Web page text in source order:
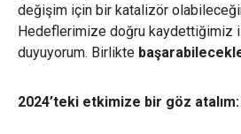
değişim için bir katalizör
Hedeflerimize doğru kaydettiğimiz
duyuyorum. Birlikte
2024’teki etkimize bir göz atalım: